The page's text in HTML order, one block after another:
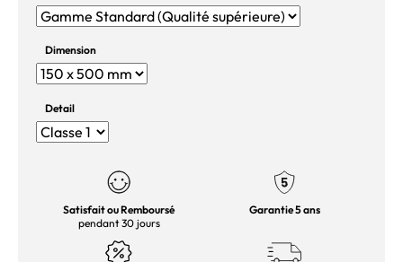
Dimension
Detail
Satisfait ou Remboursé
pendant 30 jours
Garantie 5 ans